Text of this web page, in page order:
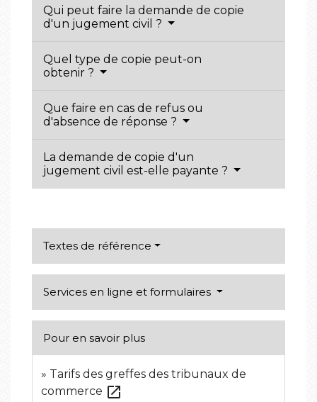
Qui peut faire la demande de copie
d'un jugement civil ?
Quel type de copie peut-on
obtenir ?
Que faire en cas de refus ou
d'absence de réponse ?
La demande de copie d'un
jugement civil est-elle payante ?
Textes de référence
Services en ligne et formulaires
Pour en savoir plus
Tarifs des greffes des tribunaux de
commerce open_in_new